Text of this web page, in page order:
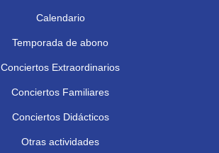
Calendario
Temporada de abono
Conciertos Extraordinarios
Conciertos Familiares
Conciertos Didácticos
Otras actividades